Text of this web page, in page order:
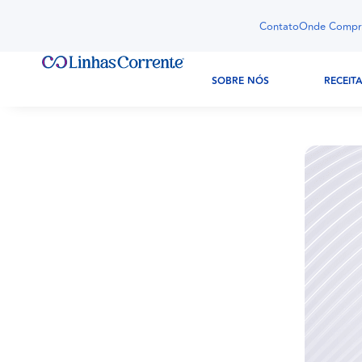
ContatoOnde
SOBRE NÓS